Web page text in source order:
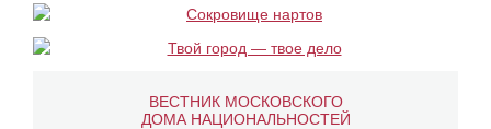
ВЕСТНИК МОСКОВСКОГО
ДОМА НАЦИОНАЛЬНОСТЕЙ